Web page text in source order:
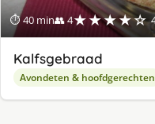
⏱ 40 min👥 4★★★★☆
Kalfsgebraad
Avondeten & hoofdgerechten